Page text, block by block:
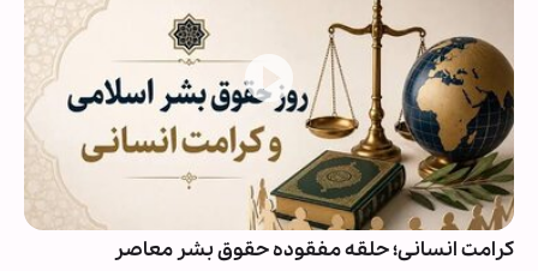
کرامت انسانی؛ حلقه مفقوده حقوق بشر معاصر